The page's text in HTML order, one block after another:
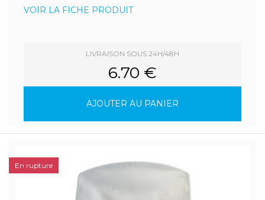
VOIR LA FICHE PRODUIT
LIVRAISON SOUS 24H/48H
6.70 €
AJOUTER AU PANIER
En rupture